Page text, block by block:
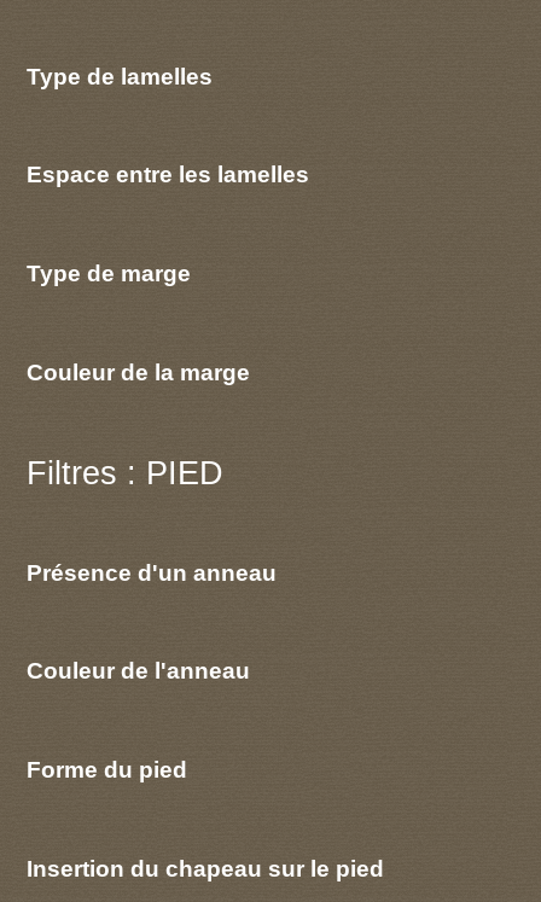
Type de lamelles
Espace entre les lamelles
Type de marge
Couleur de la marge
Filtres : PIED
Présence d'un anneau
Couleur de l'anneau
Forme du pied
Insertion du chapeau sur le pied